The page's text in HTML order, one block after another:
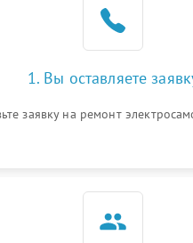
1. Вы оставляете
заявку на ремонт